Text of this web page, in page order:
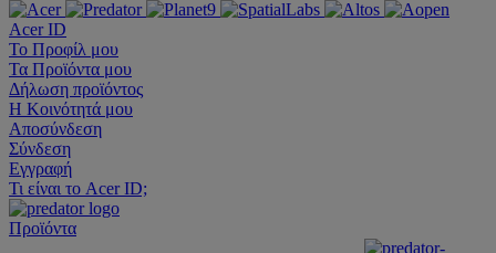
Acer ID
Το Προφίλ μου
Τα Προϊόντα μου
Δήλωση προϊόντος
Η Κοινότητά μου
Αποσύνδεση
Σύνδεση
Εγγραφή
Τι είναι το Acer ID;
Προϊόντα